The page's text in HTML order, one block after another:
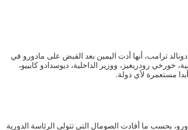
ترامب، أنها أدت اليمين بعد القبض على مادورو في
رودريغيز، ووزير الداخلية، ديوسدادو كابييو،
مستعمرة لأي دولة.
بحسب ما أفادت الصومال التي تتولى الرئاسة الدورية